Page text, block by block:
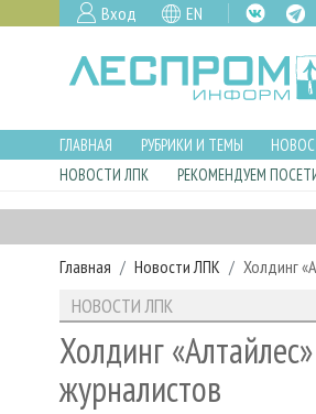
Вход EN
ГЛАВНАЯ РУБРИКИ И ТЕМЫ
НОВОСТИ ЛПК
РЕКОМЕНДУЕМ
Главная Новости ЛПК Холдинг
НОВОСТИ ЛПК
Холдинг
журналистов